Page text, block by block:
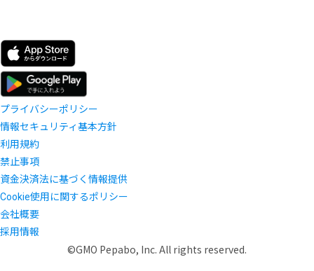
プライバシーポリシー
情報セキュリティ基本方針
利用規約
禁止事項
資金決済法に基づく情報提供
Cookie使用に関するポリシー
会社概要
採用情報
©GMO Pepabo, Inc. All rights reserved.